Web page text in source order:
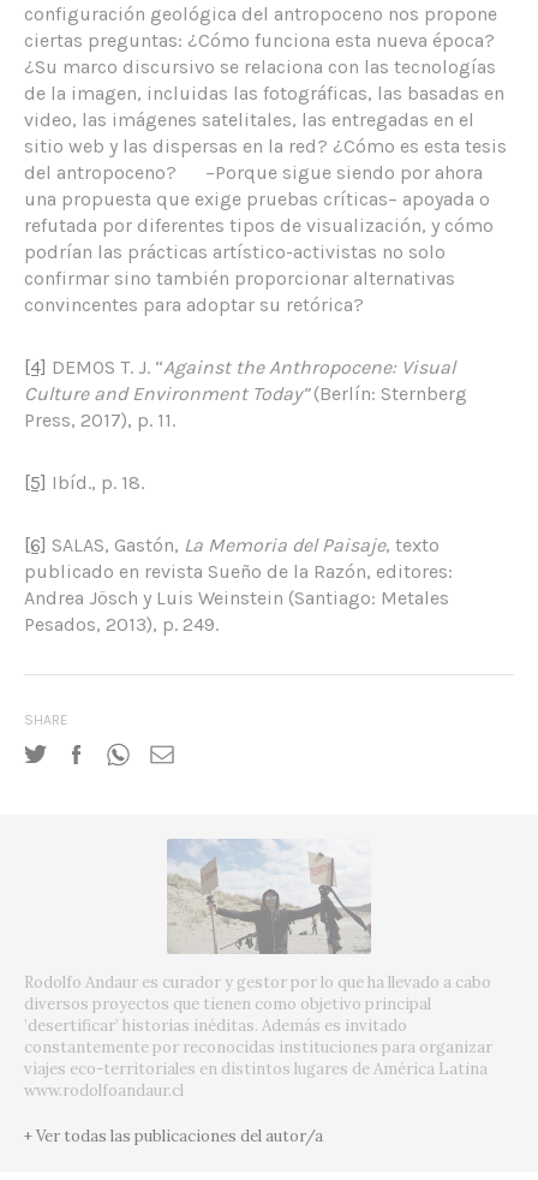
configuración geológica del antropoceno nos propone
ciertas preguntas: ¿Cómo funciona esta nueva época?
¿Su marco discursivo se relaciona con las tecnologías
de la imagen, incluidas las fotográficas, las basadas en
video, las imágenes satelitales, las entregadas en el
sitio web y las dispersas en la red? ¿Cómo es esta tesis
del antropoceno? –Porque sigue siendo por ahora
una propuesta que exige pruebas críticas– apoyada o
refutada por diferentes tipos de visualización, y cómo
podrían las prácticas artístico-activistas no solo
confirmar sino también proporcionar alternativas
convincentes para adoptar su retórica?
[4] DEMOS T. J. “Against the Anthropocene: Visual
Culture and Environment Today”(Berlín: Sternberg
Press, 2017), p. 11.
[5] Ibíd., p. 18.
[6] SALAS, Gastón, La Memoria del Paisaje, texto
publicado en revista Sueño de la Razón, editores:
Andrea Jösch y Luis Weinstein (Santiago: Metales
Pesados, 2013), p. 249.
SHARE
Rodolfo Andaur es curador y gestor por lo que ha llevado a cabo
diversos proyectos que tienen como objetivo principal
’desertificar’ historias inéditas. Además es invitado
constantemente por reconocidas instituciones para organizar
viajes eco-territoriales en distintos lugares de América Latina
www.rodolfoandaur.cl
+ Ver todas las publicaciones del autor/a